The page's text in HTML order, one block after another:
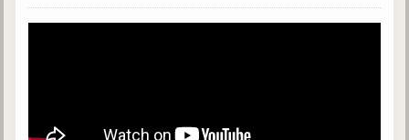
Enseignement